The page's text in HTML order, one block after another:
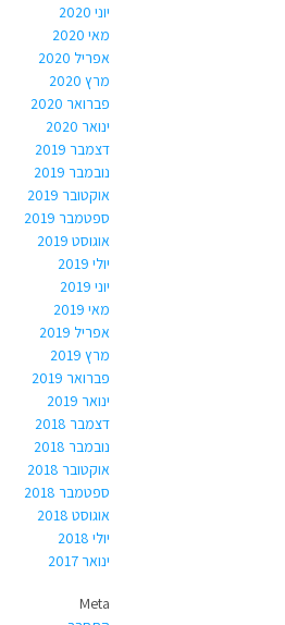
יוני 2020
מאי 2020
אפריל 2020
מרץ 2020
פברואר 2020
ינואר 2020
דצמבר 2019
נובמבר 2019
אוקטובר 2019
ספטמבר 2019
אוגוסט 2019
יולי 2019
יוני 2019
מאי 2019
אפריל 2019
מרץ 2019
פברואר 2019
ינואר 2019
דצמבר 2018
נובמבר 2018
אוקטובר 2018
ספטמבר 2018
אוגוסט 2018
יולי 2018
ינואר 2017
Meta